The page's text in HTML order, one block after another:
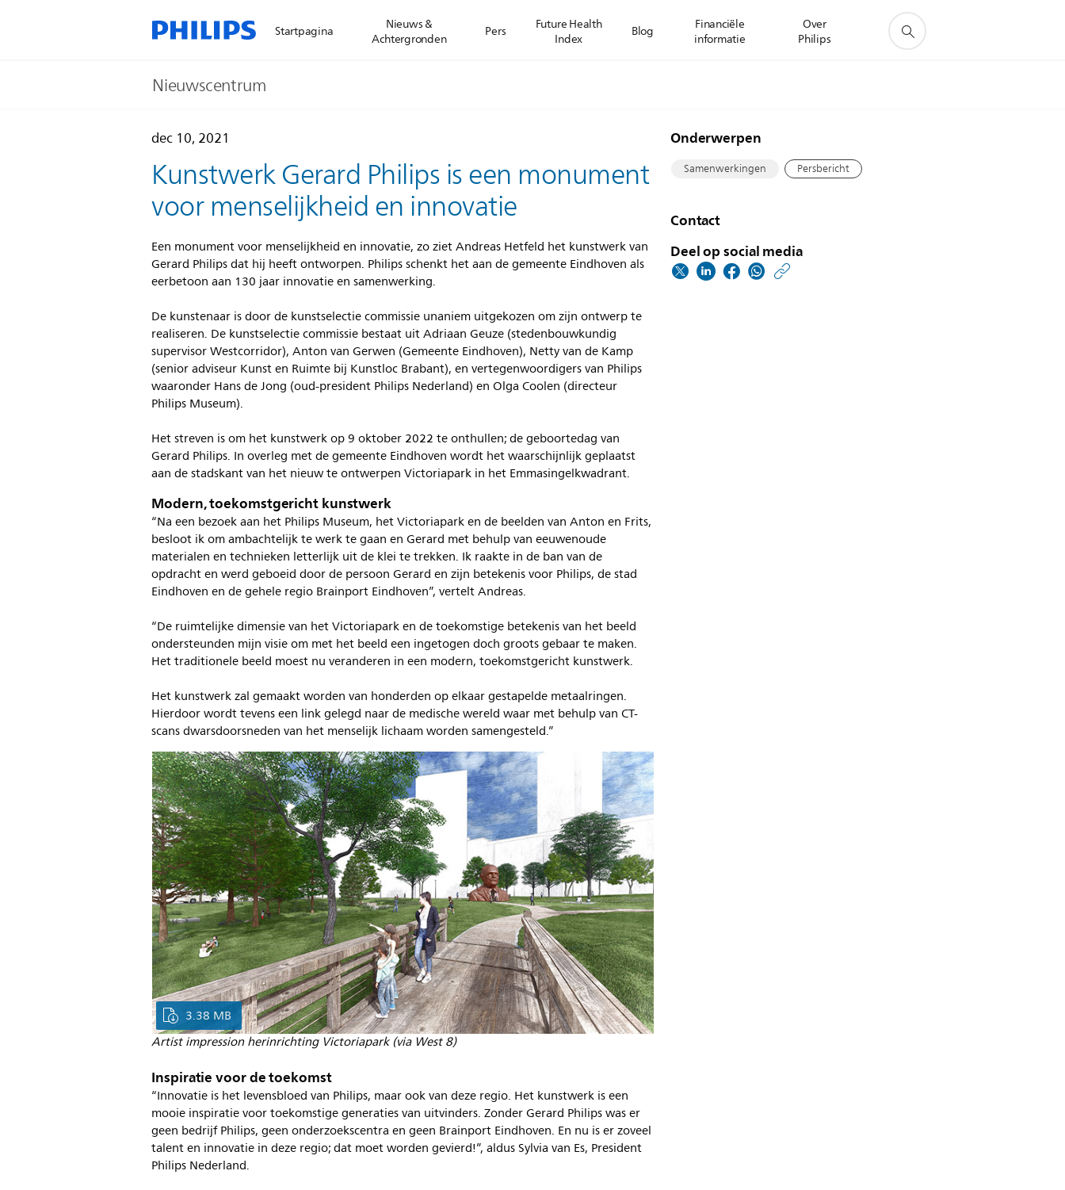
Startpagina
Nieuws &
Achtergronden
Pers
Future Health
Index
Blog
Financiële
informatie
Over
Philips
Nieuwscentrum
dec 10, 2021
Kunstwerk Gerard Philips is een monument
voor menselijkheid en innovatie
Een monument voor menselijkheid en innovatie, zo ziet Andreas Hetfeld het kunstwerk van
Gerard Philips dat hij heeft ontworpen. Philips schenkt het aan de gemeente Eindhoven als
eerbetoon aan 130 jaar innovatie en samenwerking.
De kunstenaar is door de kunstselectie commissie unaniem uitgekozen om zijn ontwerp te
realiseren. De kunstselectie commissie bestaat uit Adriaan Geuze (stedenbouwkundig
supervisor Westcorridor), Anton van Gerwen (Gemeente Eindhoven), Netty van de Kamp
(senior adviseur Kunst en Ruimte bij Kunstloc Brabant), en vertegenwoordigers van Philips
waaronder Hans de Jong (oud-president Philips Nederland) en Olga Coolen (directeur
Philips Museum).
Het streven is om het kunstwerk op 9 oktober 2022 te onthullen; de geboortedag van
Gerard Philips. In overleg met de gemeente Eindhoven wordt het waarschijnlijk geplaatst
aan de stadskant van het nieuw te ontwerpen Victoriapark in het Emmasingelkwadrant.
Modern, toekomstgericht kunstwerk
“Na een bezoek aan het Philips Museum, het Victoriapark en de beelden van Anton en Frits,
besloot ik om ambachtelijk te werk te gaan en Gerard met behulp van eeuwenoude
materialen en technieken letterlijk uit de klei te trekken. Ik raakte in de ban van de
opdracht en werd geboeid door de persoon Gerard en zijn betekenis voor Philips, de stad
Eindhoven en de gehele regio Brainport Eindhoven”, vertelt Andreas.
“De ruimtelijke dimensie van het Victoriapark en de toekomstige betekenis van het beeld
ondersteunden mijn visie om met het beeld een ingetogen doch groots gebaar te maken.
Het traditionele beeld moest nu veranderen in een modern, toekomstgericht kunstwerk.
Het kunstwerk zal gemaakt worden van honderden op elkaar gestapelde metaalringen.
Hierdoor wordt tevens een link gelegd naar de medische wereld waar met behulp van CT-
scans dwarsdoorsneden van het menselijk lichaam worden samengesteld.”
3.38 MB
Artist impression herinrichting Victoriapark (via West 8)
Inspiratie voor de toekomst
“Innovatie is het levensbloed van Philips, maar ook van deze regio. Het kunstwerk is een
mooie inspiratie voor toekomstige generaties van uitvinders. Zonder Gerard Philips was er
geen bedrijf Philips, geen onderzoekscentra en geen Brainport Eindhoven. En nu is er zoveel
talent en innovatie in deze regio; dat moet worden gevierd!”, aldus Sylvia van Es, President
Philips Nederland.
Onderwerpen
Samenwerkingen Persbericht
Contact
Deel op social media